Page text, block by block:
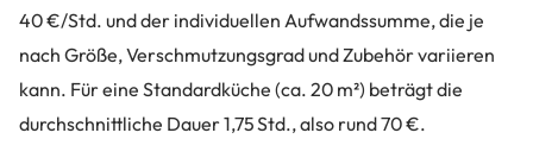
40 €/Std. und der individuellen Aufwandssumme, die je
nach Größe, Verschmutzungsgrad und Zubehör variieren
kann. Für eine Standardküche (ca. 20 m²) beträgt die
durchschnittliche Dauer 1,75 Std., also rund 70 €.